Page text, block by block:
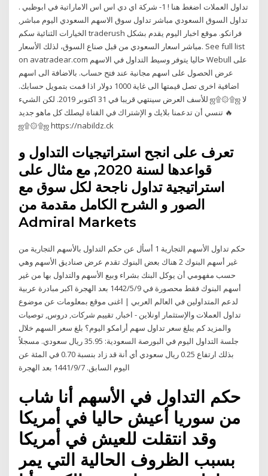
تداول العملات اضغط هنا ! 1- شركة اي دي اس اس الاماراتية في ابوظبي .
تداول السوق السعودي مباشر تداول سوق الاسهم السعودي اليوم مباشر,
الخيارات الثنائية سكم traderush فرانكو. موقع اخبار اليوم يقدم بشكل
مباشر اسعار السعودي من قبل صناع السوق، لذلك الأسعار. See full list
on avatradear.com حاليا يتوفر وسيط التداول في الاسهم Webull على
عرض الحصول على اسهم مجانية عند فتح حساب. بالاضافة الى اسهم
اضافية اخرى تصل قيمتها الى غاية 1000 دولار اذا قمت بتمويل حسابك.
للأسف العرض سينتهي قريبا في 31 اكتوبر 2019. لكن الشيء ஜ۩۞۩ஜ لا
تنسي أن تدعمنا بلايك و الإشتراك في القناة ليصلك كل ماهو جديد 🔥
ஜ۩۞۩ஜ https://nabildz.ck
تعرف على انجح استراتيجيات التداول و
قواعدها لسنة 2020, مع مثال على
استراتيجية تداول ناجحة لكل سوق مع
الصور و الشرح الكامل مقدمة من
Admiral Markets
حكم تداول الأسهم التجارية 1 أسأل عن حكم التداول بالأسهم التجارية من
غير أسهم البنوك 2 هناك بعض البنوك تقدم عرض صناديق الأسهم وهي
حسب مفهومي أن يوكل البنك بشراء وبيع الأسهم والتداول بها من غير
أسهم البنوك فقط محصورة في 9‏‏/5‏‏/1442 بعد الهجرة اكبر مبادرة عربية
لدعم المتداولين في العالم العربي | اغنى موقع بمعلومات عن موضوع
تداول العملات والإستثمار اونلاين - اخبار, تقييم شركات, دروس, توصيات
والمزيد كم يبلغ سعر تداول سهم أرامكو اليوم؟ بلغ سعر السهم خلال
جلسة التداول اليوم في البورصة السعودية: 35.95 ريال سعودي. مسجلاً
بذلك ارتفاع 0.25 ريال سعودي أي أنة قد زاد بنسبة 0.70 في المئة عن
اليوم السابق. 7‏‏/9‏‏/1441 بعد الهجرة
حكم التداول في الأسهم أنا شاب
من سوريا أعيش حاليا في أمريكا
وقد انتقلت للعيش في أمريكا
بسبب الظروف الحالية التي يمر